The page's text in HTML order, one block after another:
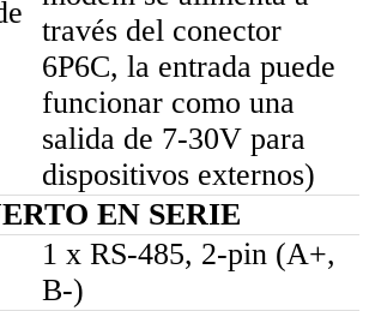
través del conector
6P6C, la entrada puede
funcionar como una
salida de 7-30V para
dispositivos externos)
EN SERIE
1 x RS-485, 2-pin (A+,
B-)